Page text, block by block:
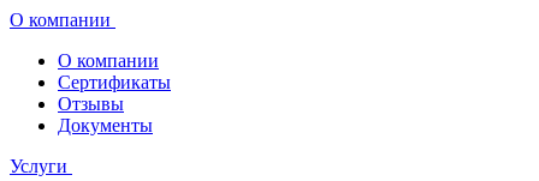
О компании
О компании
Сертификаты
Отзывы
Документы
Услуги